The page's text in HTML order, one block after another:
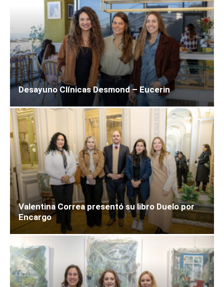
Desayuno Clínicas Desmond – Eucerin
Valentina Correa presentó su libro Duelo por
Encargo